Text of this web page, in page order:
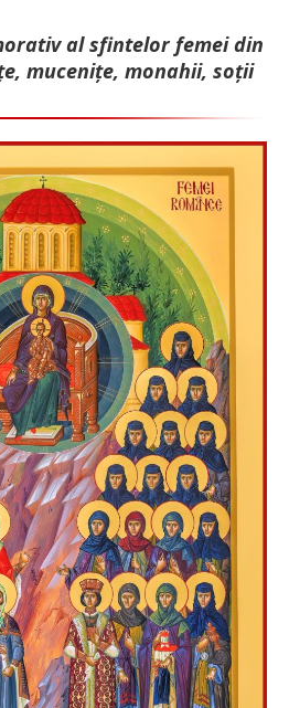
al sfintelor femei din
mu­cenițe, monahii, soții